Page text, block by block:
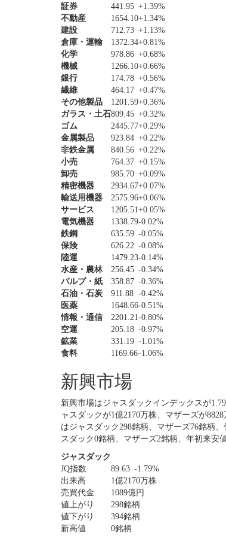
証券
441.95 +1.39%
不動産
1654.10+1.34%
建設
712.73 +1.13%
倉庫・運輸
1372.34+0.81%
化学
978.86 +0.68%
機械
1266.10+0.66%
銀行
174.78 +0.56%
繊維
464.17 +0.47%
その他製品
1201.59+0.36%
ガラス・土石809.45 +0.32%
ゴム
2445.77+0.29%
金属製品
923.84 +0.22%
非鉄金属
840.56 +0.22%
小売
764.37 +0.15%
卸売
985.70 +0.09%
精密機器
2934.67+0.07%
輸送用機器
2575.96+0.06%
サービス
1205.51+0.05%
電気機器
1338.79-0.02%
鉄鋼
635.59 -0.05%
保険
626.22 -0.08%
陸運
1479.23-0.14%
水産・農林
256.45 -0.34%
パルプ・紙
358.87 -0.36%
石油・石炭
911.88 -0.42%
医薬
1648.66-0.51%
情報・通信
2201.21-0.80%
空運
205.18 -0.97%
鉱業
331.19 -1.01%
食料
1169.66-1.06%
新興市場
新興市場はジャスダックインデックスが
ャスダックが1億2170万株、マザーズが
はジャスダック298銘柄、マザーズ76銘柄
スダック0銘柄、マザーズ2銘柄、年初来安
ジャスダック
JQ指数
89.63 -1.79%
出来高
1億2170万株
売買代金
1089億円
値上がり
298銘柄
値下がり
394銘柄
新高値
0銘柄